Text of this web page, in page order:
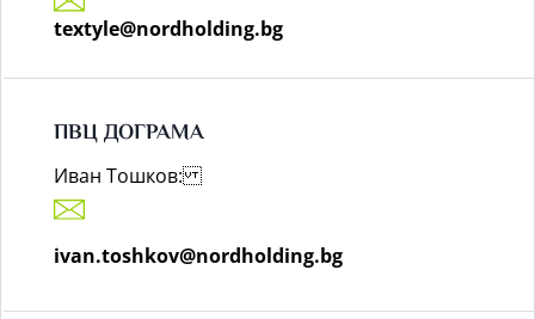
textyle@nordholding.bg
ПВЦ ДОГРАМА
Иван Тошков:
ivan.toshkov@nordholding.bg